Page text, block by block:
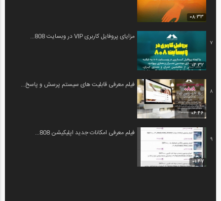
08:33
7
02:32
مزایای پروفایل کاربری VIP در وبسایت 808...
8
06:46
فیلم معرفی قابلیت های سیستم پرسش و پاسخ...
9
01:47
فیلم معرفی امکانات جدید اپلیکیشن 808...